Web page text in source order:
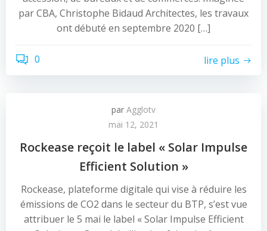
par CBA, Christophe Bidaud Architectes, les travaux
ont débuté en septembre 2020 […]
0 lire plus
par Agglotv
mai 12, 2021
Rockease reçoit le label « Solar Impulse
Efficient Solution »
Rockease, plateforme digitale qui vise à réduire les
émissions de CO2 dans le secteur du BTP, s’est vue
attribuer le 5 mai le label « Solar Impulse Efficient